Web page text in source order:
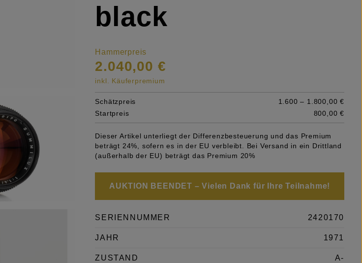
black
Hammerpreis
2.040,00 €
inkl. Käuferpremium
Schätzpreis
1.600 – 1.800,00 €
Startpreis
800,00 €
Dieser Artikel unterliegt der Differenzbesteuerung und das Premium
beträgt 24%, sofern es in der EU verbleibt. Bei Versand in ein Drittland
(außerhalb der EU) beträgt das Premium 20%
AUKTION BEENDET – Vielen Dank für Ihre Teilnahme!
SERIENNUMMER 2420170
JAHR 1971
ZUSTAND A-